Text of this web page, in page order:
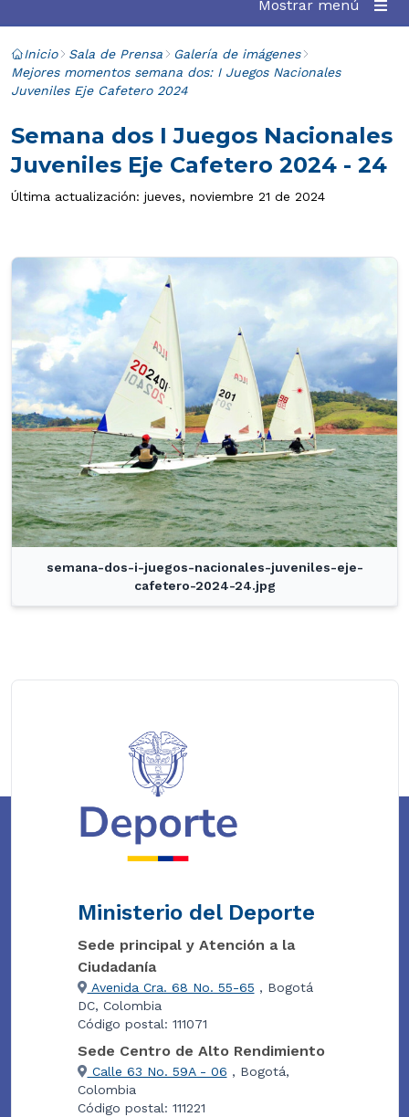
Mostrar menú
Inicio Sala de Prensa
Galería de imágenes
Mejores momentos semana dos: I Juegos Nacionales
Juveniles Eje Cafetero 2024
Semana dos I Juegos Nacionales
Juveniles Eje Cafetero 2024 - 24
Última actualización: jueves, noviembre 21 de 2024
semana-dos-i-juegos-nacionales-juveniles-eje-
cafetero-2024-24.jpg
Ministerio del Deporte
Sede principal y Atención a la
Ciudadanía
Avenida Cra. 68 No. 55-65 , Bogotá
DC, Colombia
Código postal: 111071
Sede Centro de Alto Rendimiento
Calle 63 No. 59A - 06 , Bogotá,
Colombia
Código postal: 111221